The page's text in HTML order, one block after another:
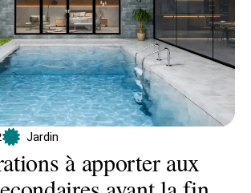
Jardin
à apporter aux